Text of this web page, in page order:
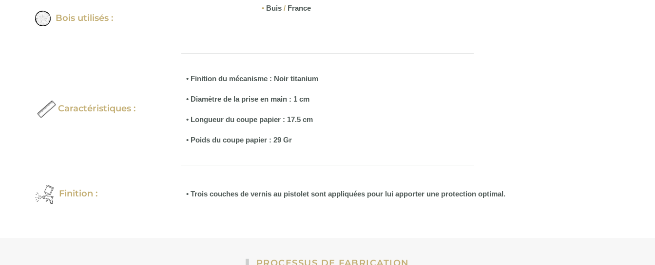
Bois utilisés :
• Buis / France
Caractéristiques :
• Finition du mécanisme : Noir titanium
• Diamètre de la prise en main : 1 cm
• Longueur du coupe papier : 17.5 cm
• Poids du coupe papier : 29 Gr
Finition : • Trois couches de vernis au pistolet sont appliquées pour lui apporter une protection optimal.